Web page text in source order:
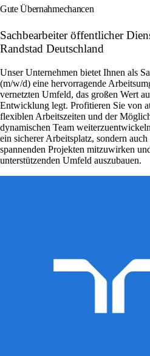
Gute Übernahmechancen
Sachbearbeiter öffentlicher
Randstad Deutschland
Unser Unternehmen bietet Ihnen als
(m/w/d) eine hervorragende
vernetzten Umfeld, das großen Wert
Entwicklung legt. Profitieren Sie von
flexiblen Arbeitszeiten und der
dynamischen Team
ein sicherer Arbeitsplatz, sondern
spannenden Projekten mitzuwirken
unterstützenden Umfeld auszubauen.